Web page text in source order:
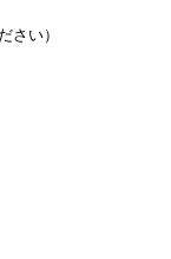
さい）